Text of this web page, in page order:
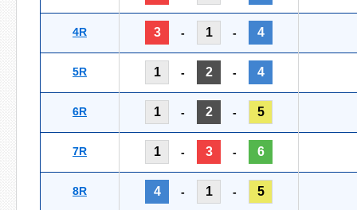
4R 3 - 1 - 4
5R 1 - 2 - 4
6R 1 - 2 - 5
7R 1 - 3 - 6
8R 4 - 1 - 5